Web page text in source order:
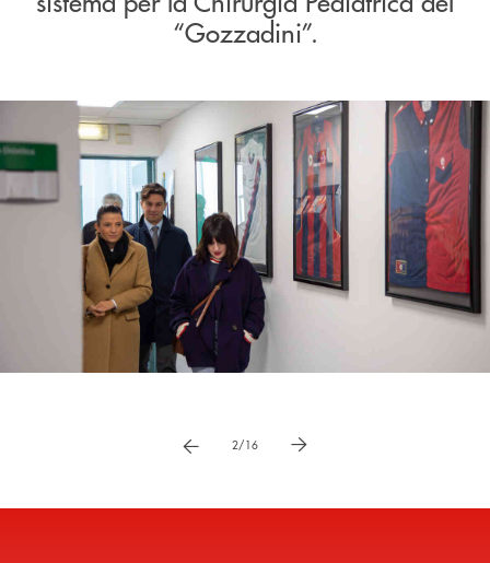
“Gozzadini”.
vai a immagne precedente
2/16 vai a immagine successiva